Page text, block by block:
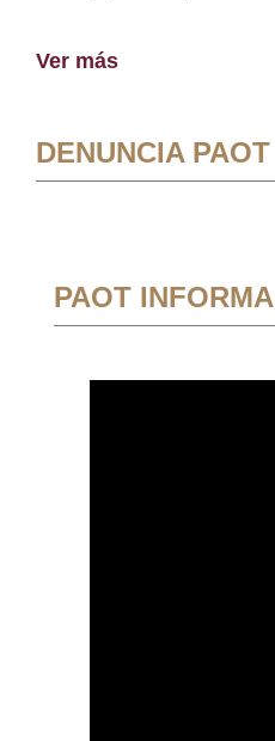
Ver más
DENUNCIA PAOT
PAOT INFORMA